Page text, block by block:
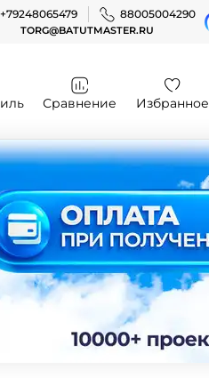
+79248065479 88005004290
TORG@BATUTMASTER.RU
Сравнение Избранное